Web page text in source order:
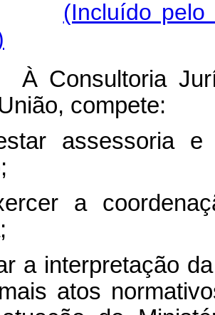
(Incluído
À Consultoria
compete:
assessoria e
a
a interpretação
atos